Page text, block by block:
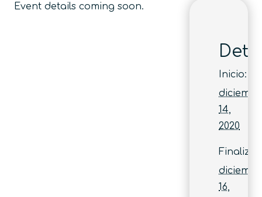
Event details coming soon.
Inicio:
14,
2020
Finaliza:
16,